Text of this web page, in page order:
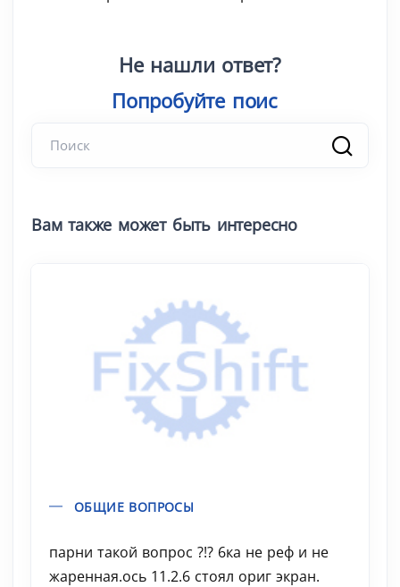
Не нашли ответ?
Попробуй
Вам также может быть интересно
ОБЩИЕ ВОПРОСЫ
парни такой вопрос ?!? 6ка не реф и не
жаренная.ось 11.2.6 стоял ориг экран.